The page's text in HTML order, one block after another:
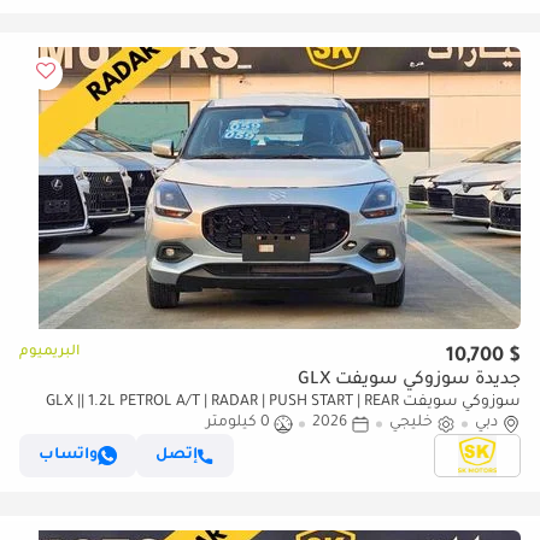
$ 10,700 البريميوم
جديدة سوزوكي سويفت GLX
سوزوكي سويفت GLX || 1.2L PETROL A/T | RADAR | PUSH START | REAR
CAMERA | REAR PARKING SENSOR (CODE # SWGLXFO)
دبي خليجي 2026
0 كيلومتر
إتصل
واتساب